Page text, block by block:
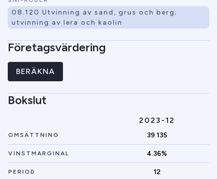
08.120 Utvinning av sand, grus och berg;
utvinning av lera och kaolin
Företagsvärdering
BERÄKNA
Bokslut
2023-12
OMSÄTTNING 39 135
VINSTMARGINAL 4.36%
PERIOD 12